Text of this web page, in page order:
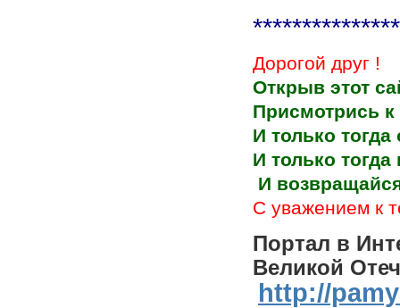
Дорогой друг !
Открыв этот
Присмотрись к
И только
И только
И
С уважением к
Портал в
Великой
http://